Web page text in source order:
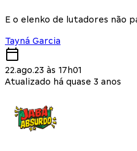
E o elenko de lutadores não
Tayná Garcia
22.ago.23 às 17h01
Atualizado há quase 3 anos